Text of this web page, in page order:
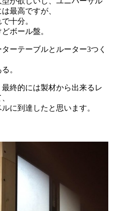
最高ですが、
十分。
ボール盤。
ーテーブルとルーター3つく
。
終的には製材から出来るレ
に到達したと思います。